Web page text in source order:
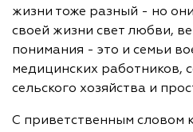
жизни тоже разный - но
своей жизни свет любви,
понимания - это и семьи
медицинских работников,
сельского хозяйства и
С приветственным словом